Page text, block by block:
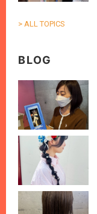
> ALL TOPICS
BLOG